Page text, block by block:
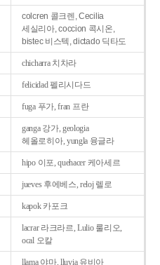
colcren 콜크렌, Cecilia
세실리아, coccion 콕시온,
bistec 비스텍, dictado 딕타도
chicharra 치차라
felicidad 펠리시다드
fuga 푸가, fran 프란
ganga 강가, geologia
헤올로히아, yungla 융글라
hipo 이포, quehacer 케아세르
jueves 후에베스, reloj 렐로
kapok 카포크
lacrar 라크라르, Lulio 룰리오,
ocal 오칼
llama 야마, lluvia 유비아